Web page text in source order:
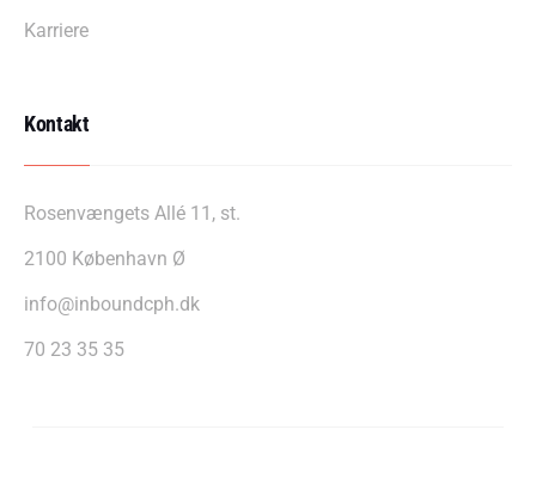
Karriere
Kontakt
Rosenvængets Allé 11, st.
2100 København Ø
info@inboundcph.dk
70 23 35 35